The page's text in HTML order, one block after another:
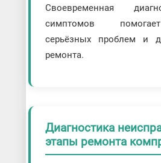
Своевременная
симптомов
серьёзных проблем и
ремонта.
Диагностика
этапы ремонта